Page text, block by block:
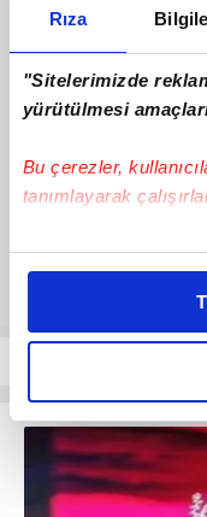
Rıza
"Sitelerimizde
yürütülmesi
Bu çerezler,
tanımlayarak
Bu çerezlere izin
daha iyi reklam
amacımızın size
olduğunu ve sizlere
elimizden gelen
reklamların
kalemimiz olduğunu